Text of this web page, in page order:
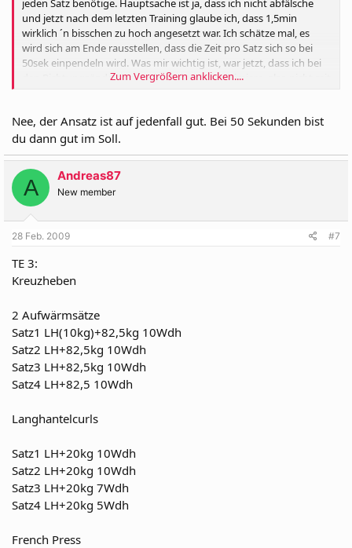
und jetzt nach dem letzten Training glaube ich, dass 1,5min
wirklich ´n bisschen zu hoch angesetzt war. Ich schätze mal, es
wird sich am Ende rausstellen, dass die Zeit pro Satz sich so bei
50sek einpendeln wird. Was mir wichtig ist, war jetzt, dass ich bei
den Richtungsänderungen den Schwung minimiere, also nicht mit
von den Erfahreneren rät mir jetzt, dass ich eben diese Energie
nutzen soll um mehr Wdh oder mehr Gewicht zu nutzen, aber
mein Gedanke war es, dass ich nicht möglichst viel Gewicht
bewältige, sondern meinen Muskeln den größtmöglichen
Wachstumanreiz gebe. Falls der aber auf andere Aspekte im
Training (z.B.möglichst großes Gewicht etc.) zurückzuführen ist,
Zum Vergrößern anklicken....
Nee, der Ansatz ist auf jedenfall gut. Bei 50 Sekunden bist
du dann gut im Soll.
A Andreas87
New member
28 Feb. 2009 #7
TE 3:
Kreuzheben
2 Aufwärmsätze
Satz1 LH(10kg)+82,5kg 10Wdh
Satz2 LH+82,5kg 10Wdh
Satz3 LH+82,5kg 10Wdh
Satz4 LH+82,5 10Wdh
Langhantelcurls
Satz1 LH+20kg 10Wdh
Satz2 LH+20kg 10Wdh
Satz3 LH+20kg 7Wdh
Satz4 LH+20kg 5Wdh
French Press